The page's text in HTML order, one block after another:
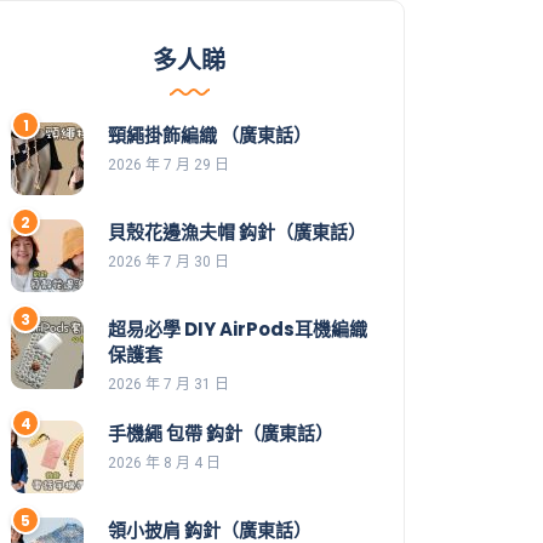
多人睇
頸繩掛飾編織 （廣東話）
2026 年 7 月 29 日
貝殼花邊漁夫帽 鈎針（廣東話）
2026 年 7 月 30 日
超易必學 DIY AirPods耳機編織
保護套
2026 年 7 月 31 日
手機繩 包帶 鈎針（廣東話）
2026 年 8 月 4 日
領小披肩 鈎針（廣東話）